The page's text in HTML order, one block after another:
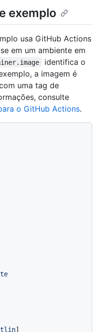
exemplo
usa GitHub Actions
em um ambiente em
identifica o
a imagem é
uma tag de
consulte
o GitHub Actions.
]